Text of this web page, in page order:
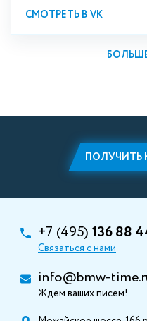
СМОТРЕТЬ В VK
ПОЛУЧИТЬ
+7 (495) 136 88
Связаться с нами
info@bmw-
Ждем ваших писем!